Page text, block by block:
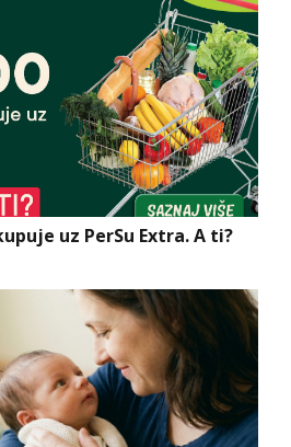
uz PerSu Extra. A ti?